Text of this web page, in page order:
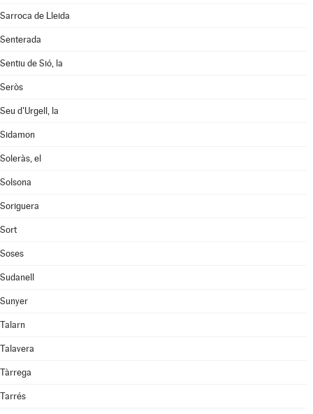
Sarroca de Lleida
Senterada
Sentiu de Sió, la
Seròs
Seu d'Urgell, la
Sidamon
Soleràs, el
Solsona
Soriguera
Sort
Soses
Sudanell
Sunyer
Talarn
Talavera
Tàrrega
Tarrés